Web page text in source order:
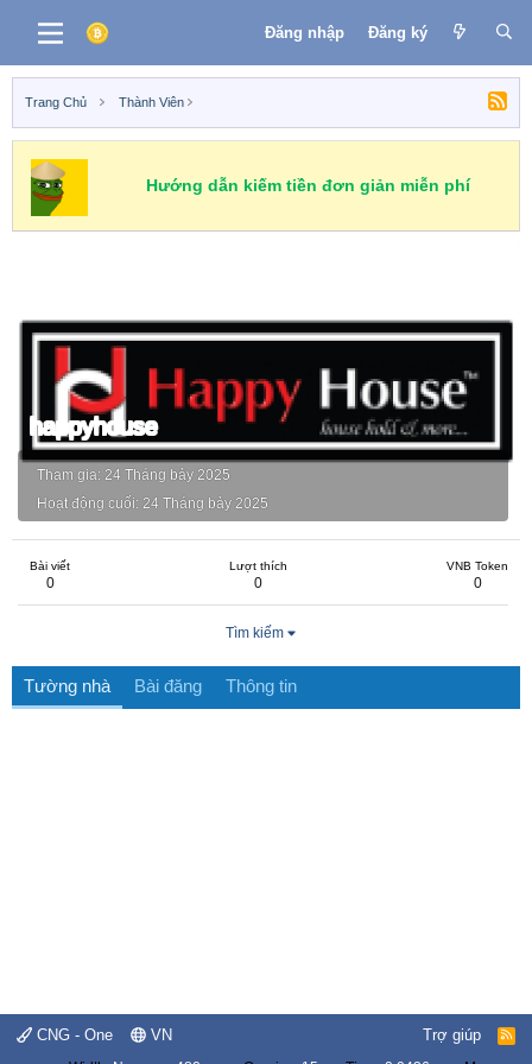
Đăng nhập Đăng ký
Trang Chủ Thành Viên
Hướng dẫn kiếm tiền đơn giản miễn phí
happyhouse
Tham gia 24 Tháng bảy 2025
Hoạt động cuối 24 Tháng bảy 2025
Bài viết
0
Lượt thích
0
VNB Token
0
Tìm kiếm
Tường nhà Bài đăng Thông tin
CNG - One VN Trợ giúp
R